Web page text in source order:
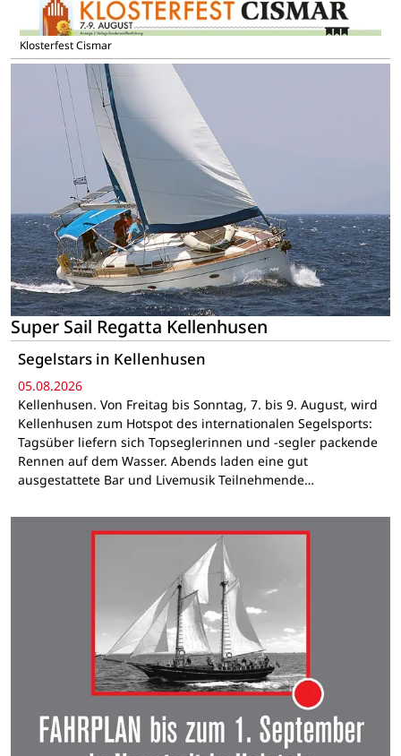
Klosterfest Cismar
Super Sail Regatta Kellenhusen
Segelstars in Kellenhusen
05.08.2026
Kellenhusen. Von Freitag bis Sonntag, 7. bis 9. August, wird
Kellenhusen zum Hotspot des internationalen Segelsports:
Tagsüber liefern sich Topseglerinnen und -segler packende
Rennen auf dem Wasser. Abends laden eine gut
ausgestattete Bar und Livemusik Teilnehmende…